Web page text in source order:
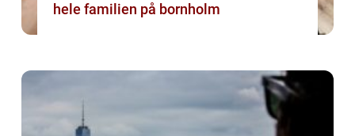
hele familien på bornholm